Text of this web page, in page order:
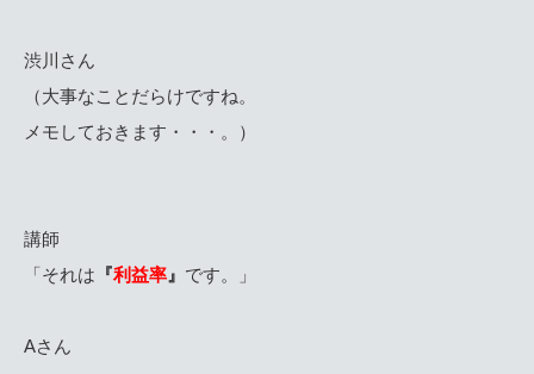
渋川さん
（大事なことだらけですね。
メモしておきます・・・。）
講師
「それは 『利益率 』 です。」
Aさん